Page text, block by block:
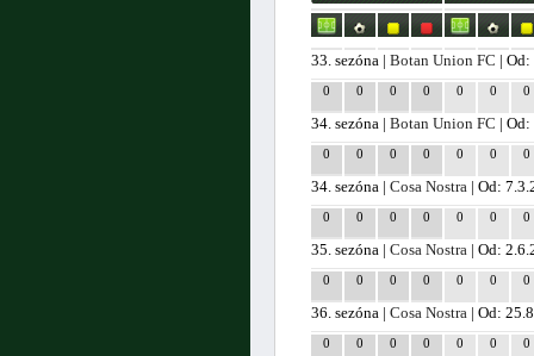
33. sezóna |Botan Union FC |
0 0 0 0 0 0 0
34. sezóna |Botan Union FC |
0 0 0 0 0 0 0
34. sezóna |Cosa Nostra | Od:
0 0 0 0 0 0 0
35. sezóna |Cosa Nostra | Od:
0 0 0 0 0 0 0
36. sezóna |Cosa Nostra | Od:
0 0 0 0 0 0 0